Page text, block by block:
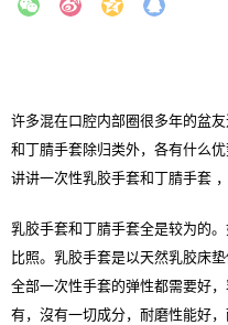
许多混在口腔内部圈很多年的盆友
和丁腈手套除归类外，各有什么
讲讲一次性乳胶手套和丁腈手套
乳胶手套和丁腈手套全是较为的
比照。乳胶手套是以天然乳胶床
全部一次性手套的弹性都需要好
有，沒有一切成分，耐磨性能好